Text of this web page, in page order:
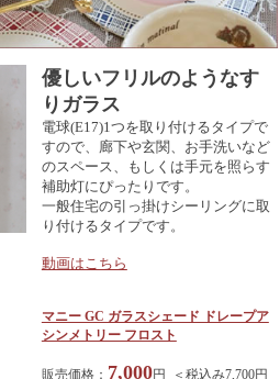
優しいフリルのようなす
りガラス
電球(E17)1つを取り付けるタイプで
すので、廊下や玄関、お手洗いなど
のスペース、もしくは手元を照らす
補助灯にぴったりです。
一般住宅の引っ掛けシーリングに取
り付けるタイプです。
動画はこちら
マニー GC ガラスシェード ドレープア
シンメトリー フロスト
販売価格： 7,000円 ＜税込み7,700円